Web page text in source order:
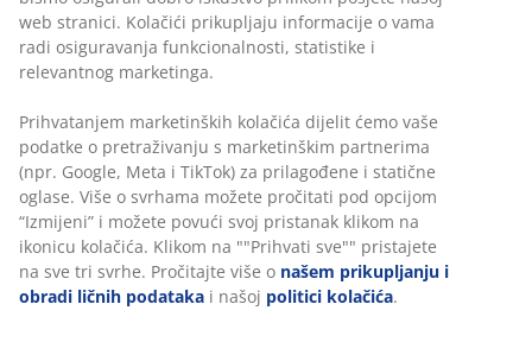
web stranici. Kolačići prikupljaju informacije o vama
radi osiguravanja funkcionalnosti, statistike i
relevantnog marketinga.
Prihvatanjem marketinških kolačića dijelit ćemo vaše
podatke o pretraživanju s marketinškim partnerima
(npr. Google, Meta i TikTok) za prilagođene i statične
oglase. Više o svrhama možete pročitati pod opcijom
“Izmijeni” i možete povući svoj pristanak klikom na
ikonicu kolačića. Klikom na ""Prihvati sve"" pristajete
na sve tri svrhe. Pročitajte više o našem prikupljanju i
obradi ličnih podataka i našoj politici kolačića.